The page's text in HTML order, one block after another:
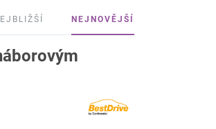
NEJNOVĚJŠÍ